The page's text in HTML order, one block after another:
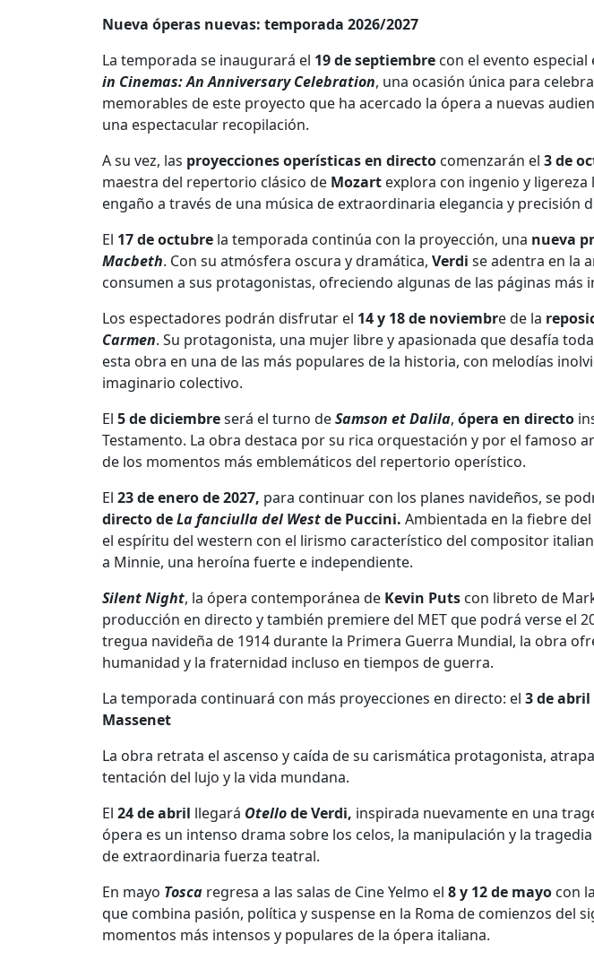
Nueva óperas nuevas: temporada 2026/2027
La temporada se inaugurará el 19 de septiembre con el evento
in Cinemas: An Anniversary Celebration, una ocasión única para
memorables de este proyecto que ha acercado la ópera a nuevas
una espectacular recopilación.
A su vez, las proyecciones operísticas en directo comenzarán el 3 de
maestra del repertorio clásico de Mozart explora con ingenio y ligereza
engaño a través de una música de extraordinaria elegancia y precisión
El 17 de octubre la temporada continúa con la proyección, una nueva
Macbeth. Con su atmósfera oscura y dramática, Verdi se adentra en la
consumen a sus protagonistas, ofreciendo algunas de las páginas
Los espectadores podrán disfrutar el 14 y 18 de noviembre de la
Carmen. Su protagonista, una mujer libre y apasionada que desafía
esta obra en una de las más populares de la historia, con melodías
imaginario colectivo.
El 5 de diciembreserá el turno deSamson et Dalila, ópera en directo
Testamento. La obra destaca por su rica orquestación y por el famoso
de los momentos más emblemáticos del repertorio operístico.
El 23 de enero de 2027, para continuar con los planes navideños, se
directo deLa fanciulla del Westde Puccini. Ambientada en la fiebre
el espíritu del western con el lirismo característico del compositor
a Minnie, una heroína fuerte e independiente.
Silent Night, la ópera contemporánea de Kevin Puts con libreto de
producción en directo y también premiere del MET que podrá verse el
tregua navideña de 1914 durante la Primera Guerra Mundial, la obra
humanidad y la fraternidad incluso en tiempos de guerra.
La temporada continuará con más proyecciones en directo: el 3 de abril
Massenet
La obra retrata el ascenso y caída de su carismática protagonista,
tentación del lujo y la vida mundana.
El 24 de abril llegará Otellode Verdi, inspirada nuevamente en una
ópera es un intenso drama sobre los celos, la manipulación y la
de extraordinaria fuerza teatral.
En mayo Tosca regresa a las salas de Cine Yelmo el 8 y 12 de mayo con
que combina pasión, política y suspense en la Roma de comienzos del
momentos más intensos y populares de la ópera italiana.